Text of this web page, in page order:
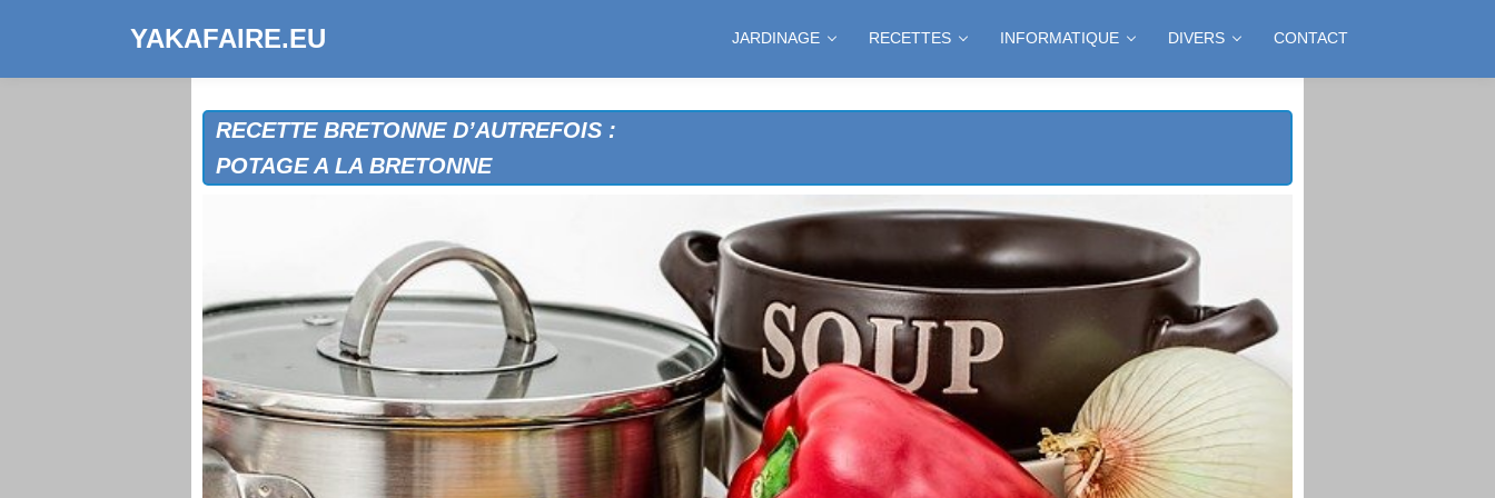
YAKAFAIRE.EU JARDINAGE RECETTES INFORMATIQUE DIVERS CONTACT
RECETTE BRETONNE D’AUTREFOIS :
POTAGE A LA BRETONNE